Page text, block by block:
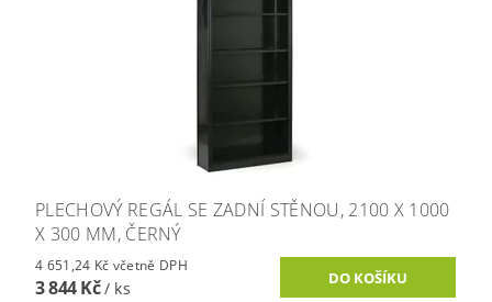
PLECHOVÝ REGÁL SE ZADNÍ STĚNOU, 2100 X 1000
X 300 MM, ČERNÝ
4 651,24 Kč včetně DPH
3 844 Kč/ ks